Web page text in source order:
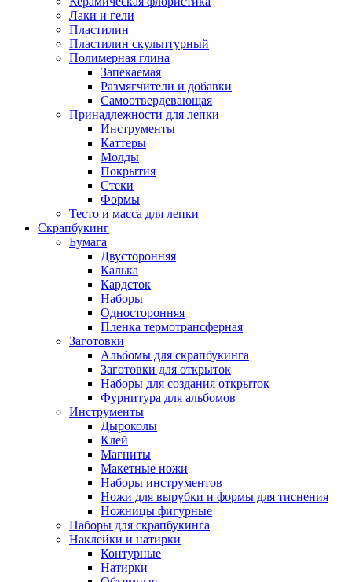
Лаки и гели
Пластилин
Пластилин скульптурный
Полимерная глина
Запекаемая
Размягчители и добавки
Самоотвердевающая
Принадлежности для лепки
Инструменты
Каттеры
Молды
Покрытия
Стеки
Формы
Тесто и масса для лепки
Скрапбукинг
Бумага
Двусторонняя
Калька
Кардсток
Наборы
Односторонняя
Пленка термотрансферная
Заготовки
Альбомы для скрапбукинга
Заготовки для открыток
Наборы для создания открыток
Фурнитура для альбомов
Инструменты
Дыроколы
Клей
Магниты
Макетные ножи
Наборы инструментов
Ножи для вырубки и формы для тиснения
Ножницы фигурные
Наборы для скрапбукинга
Наклейки и натирки
Контурные
Натирки